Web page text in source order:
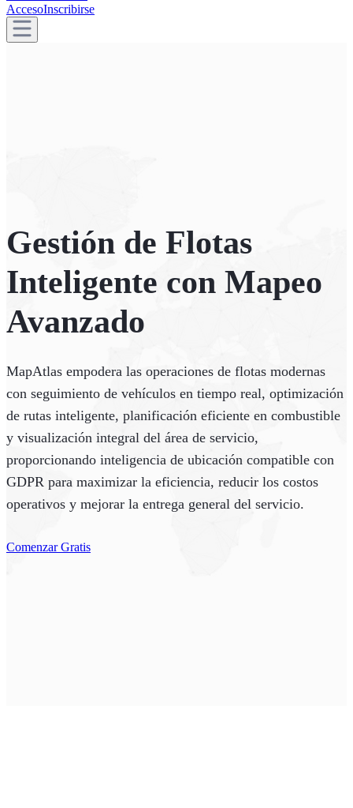
AccesoInscribirse
Gestión de Flotas
Inteligente con Mapeo
Avanzado
MapAtlas empodera las operaciones de flotas modernas
con seguimiento de vehículos en tiempo real, optimización
de rutas inteligente, planificación eficiente en combustible
y visualización integral del área de servicio,
proporcionando inteligencia de ubicación compatible con
GDPR para maximizar la eficiencia, reducir los costos
operativos y mejorar la entrega general del servicio.
Comenzar Gratis